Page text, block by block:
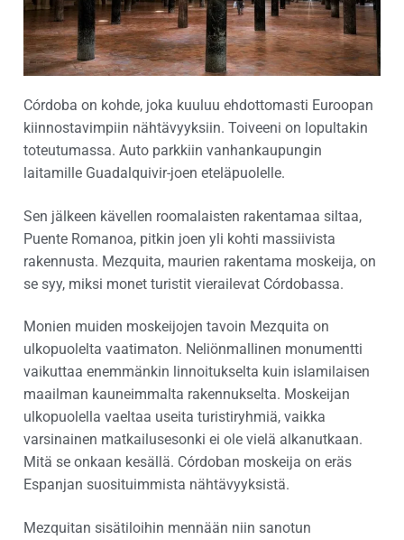
Córdoba on kohde, joka kuuluu ehdottomasti Euroopan
kiinnostavimpiin nähtävyyksiin. Toiveeni on lopultakin
toteutumassa. Auto parkkiin vanhankaupungin
laitamille Guadalquivir-joen eteläpuolelle.
Sen jälkeen kävellen roomalaisten rakentamaa siltaa,
Puente Romanoa, pitkin joen yli kohti massiivista
rakennusta. Mezquita, maurien rakentama moskeija, on
se syy, miksi monet turistit vierailevat Córdobassa.
Monien muiden moskeijojen tavoin Mezquita on
ulkopuolelta vaatimaton. Neliönmallinen monumentti
vaikuttaa enemmänkin linnoitukselta kuin islamilaisen
maailman kauneimmalta rakennukselta. Moskeijan
ulkopuolella vaeltaa useita turistiryhmiä, vaikka
varsinainen matkailusesonki ei ole vielä alkanutkaan.
Mitä se onkaan kesällä. Córdoban moskeija on eräs
Espanjan suosituimmista nähtävyyksistä.
Mezquitan sisätiloihin mennään niin sanotun